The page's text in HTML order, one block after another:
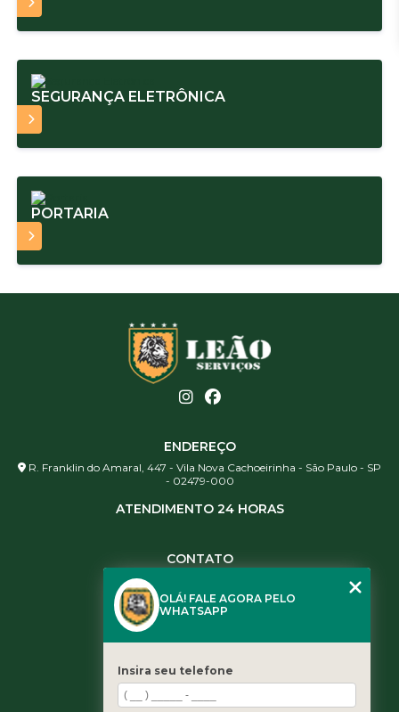
SEGURANÇA ELETRÔNICA
PORTARIA
ENDEREÇO
R. Franklin do Amaral, 447 - Vila Nova Cachoeirinha - São Paulo - SP
- 02479-000
ATENDIMENTO 24 HORAS
CONTATO
(11) 3461-5871
contato@leaoservicos.com.br
OLÁ! FALE AGORA PELO
WHATSAPP
Insira seu telefone